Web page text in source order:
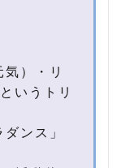
）・リ
いうトリ
ンス」